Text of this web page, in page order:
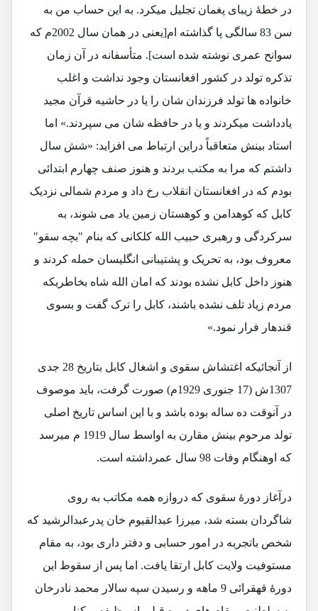
در خطۀ زیبای پغمان تجلیل میکرد. به این حساب من به
سن 83 سالگی پا گذاشته ام[یعنی در همان سال 2002م که
سوانح عمری نوشته شده است]. متأسفانه در آن زمان
تذکره تولد در کشور افغانستان وجود نداشت و اغلب
خانواده ها تولد فرزندان شان را یا در حاشیه قرآن مجید
یادداشت میکردند و یا در حافظه شان می سپردند.» اما
استاد بینش متعاقباً دراین ارتباط می افزاید: «شش سال
داشتم که مرا به مکتب بردند و هنوز صنف چهارم ابتدائی
بودم که در افغانستان انقلاب رخ داد و مردم شمالی نزدیک
کابل که کوهدامن و کوهستان زمین یاد می شوند، به
سرکردگی و رهبری حبیب الله کلکانی که بنام "بچه سقو"
معروف بود، به تحریک و پشتیبانی انگلیسان حمله کردند و
هنوز داخل کابل نشده بودند که امان الله شاه بخاطریکه
مردم زیاد تلف نشده باشند، کابل را ترک گفت و بسوی
قندهار فرار نمود.»
از آنجائیکه اغتشاش سقوی و اشغال کابل بتاریخ 28 جدی
1307ش (17 جنوری 1929م) صورت گرفت، باید موصوف
در آنوقت ده ساله بوده باشد و با این اساس تاریخ اصلی
تولد مرحوم بینش مقارن به اواسط سال 1919 م میرسد
که اوهنگام وفات 98 سال عمرداشته است.
درآغاز دورۀ سقوی که دروازه همه مکاتب به روی
شاگردان بسته شد، میرزا عبدالقیوم خان پدرعبدالرشید که
شخص باتجربه در امور حسابی و دفتر داری بود، به مقام
مستوفیت ولایت کابل ارتقا یافت. اما پس از سقوط این
دورۀ قهقرائی 9 ماهه و رسیدن سپه سالار محمد نادرخان